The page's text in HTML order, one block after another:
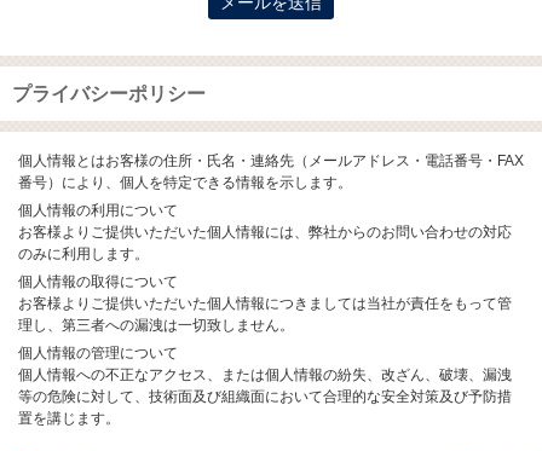
プライバシーポリシー
個人情報とはお客様の住所・氏名・連絡先（メールアドレス・電話番号・FAX
番号）により、個人を特定できる情報を示します。
個人情報の利用について
お客様よりご提供いただいた個人情報には、弊社からのお問い合わせの対応
のみに利用します。
個人情報の取得について
お客様よりご提供いただいた個人情報につきましては当社が責任をもって管
理し、第三者への漏洩は一切致しません。
個人情報の管理について
個人情報への不正なアクセス、または個人情報の紛失、改ざん、破壊、漏洩
等の危険に対して、技術面及び組織面において合理的な安全対策及び予防措
置を講じます。